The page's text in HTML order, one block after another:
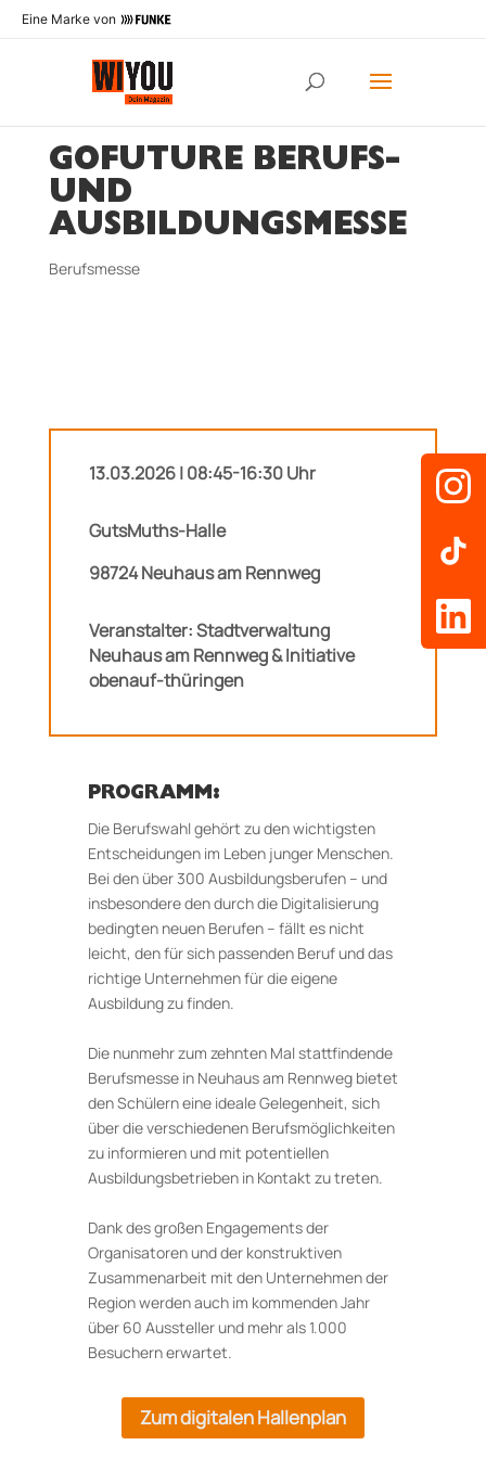
Eine Marke von
GOFUTURE BERUFS-
UND
AUSBILDUNGSMESSE
Berufsmesse
13.03.2026 | 08:45-16:30 Uhr
GutsMuths-Halle
98724 Neuhaus am Rennweg
Veranstalter: Stadtverwaltung
Neuhaus am Rennweg & Initiative
obenauf-thüringen
PROGRAMM:
Die Berufswahl gehört zu den wichtigsten
Entscheidungen im Leben junger Menschen.
Bei den über 300 Ausbildungsberufen – und
insbesondere den durch die Digitalisierung
bedingten neuen Berufen – fällt es nicht
leicht, den für sich passenden Beruf und das
richtige Unternehmen für die eigene
Ausbildung zu finden.
Die nunmehr zum zehnten Mal stattfindende
Berufsmesse in Neuhaus am Rennweg bietet
den Schülern eine ideale Gelegenheit, sich
über die verschiedenen Berufsmöglichkeiten
zu informieren und mit potentiellen
Ausbildungsbetrieben in Kontakt zu treten.
Dank des großen Engagements der
Organisatoren und der konstruktiven
Zusammenarbeit mit den Unternehmen der
Region werden auch im kommenden Jahr
über 60 Aussteller und mehr als 1.000
Besuchern erwartet.
Zum digitalen Hallenplan